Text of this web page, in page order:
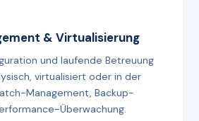
& Virtualisierung
und laufende Betreuung
virtualisiert oder in der
Management, Backup-
Überwachung.